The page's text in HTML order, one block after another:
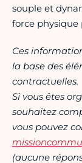
souple et
force physique
Ces
la base des
contractuelles.
Si vous êtes
souhaitez
vous pouvez
(aucune